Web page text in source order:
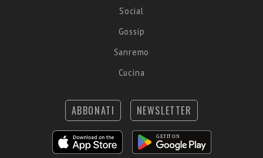
Social
Gossip
Sanremo
Cucina
ABBONATI NEWSLETTER